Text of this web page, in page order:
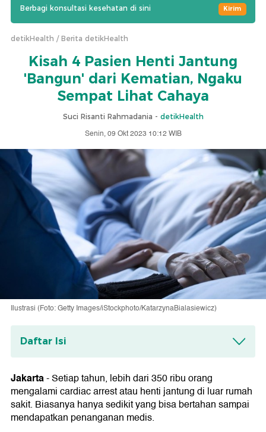
Berbagi konsultasi kesehatan di sini Kirim
detikHealth Berita detikHealth
Kisah 4 Pasien Henti Jantung
'Bangun' dari Kematian, Ngaku
Sempat Lihat Cahaya
Suci Risanti Rahmadania - detikHealth
Senin, 09 Okt 2023 10:12 WIB
Ilustrasi (Foto: Getty Images/iStockphoto/KatarzynaBialasiewicz)
Daftar Isi
Naik Pesawat Kosong
Jakarta-Setiap tahun, lebih dari 350 ribu orang
mengalami cardiac arrest atau henti jantung di luar rumah
sakit. Biasanya hanya sedikit yang bisa bertahan sampai
mendapatkan penanganan medis.